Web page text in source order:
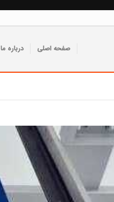
صفحه اصلی درباره ما